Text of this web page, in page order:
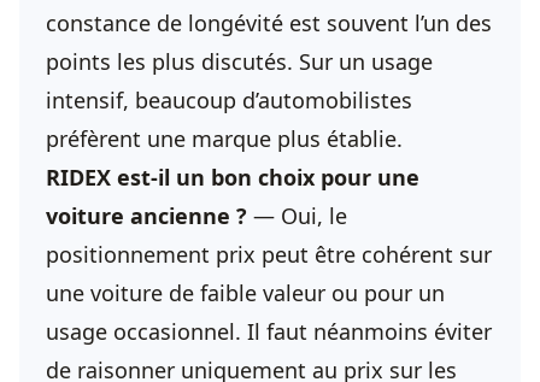
constance de longévité est souvent l’un des
points les plus discutés. Sur un usage
intensif, beaucoup d’automobilistes
préfèrent une marque plus établie.
RIDEX est-il un bon choix pour une
voiture ancienne ? — Oui, le
positionnement prix peut être cohérent sur
une voiture de faible valeur ou pour un
usage occasionnel. Il faut néanmoins éviter
de raisonner uniquement au prix sur les